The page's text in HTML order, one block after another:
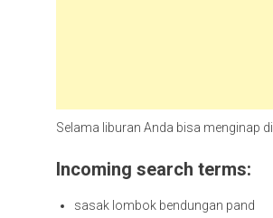
Selama liburan Anda bisa menginap di
Incoming search terms:
sasak lombok bendungan pand